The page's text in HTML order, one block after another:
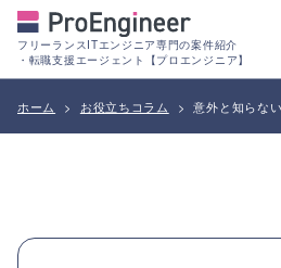
フリーランスITエンジニア専門の案件紹介
・転職支援エージェント【プロエンジニア】
ホーム > お役立ちコラム > 意外と知らな